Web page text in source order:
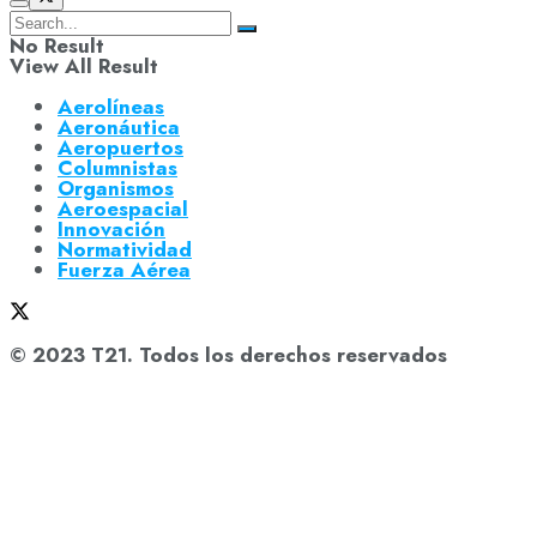
No Result
View All Result
Aerolíneas
Aeronáutica
Aeropuertos
Columnistas
Organismos
Aeroespacial
Innovación
Normatividad
Fuerza Aérea
© 2023 T21. Todos los derechos reservados